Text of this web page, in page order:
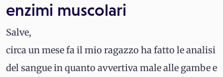
enzimi muscolari
Salve,
circa un mese fa il mio ragazzo ha fatto le analisi
del sangue in quanto avvertiva male alle gambe e